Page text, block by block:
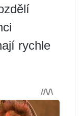
rychle